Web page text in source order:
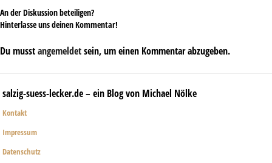
An der Diskussion beteiligen?
Hinterlasse uns deinen Kommentar!
Du musstangemeldetsein, um einen Kommentar abzugeben.
salzig-suess-lecker.de – ein Blog von Michael Nölke
Kontakt
Impressum
Datenschutz